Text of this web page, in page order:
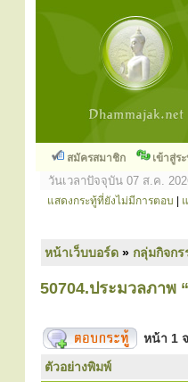
สมัครสมาชิก เข้าสู่ร
วันเวลาปัจจุบัน 07 ส.ค.
แสดงกระทู้ที่ยังไม่มีการตอบ
หน้าเว็บบอร์ด » กลุ่มกิจกร
50704.ประมวลภาพ
หน้า 1
ตัวอย่างพิมพ์